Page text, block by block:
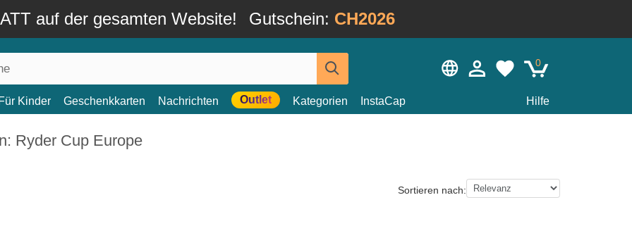
auf der gesamten Website! Gutschein: CH2026
0
Für Kinder Geschenkkarten Nachrichten Outlet Kategorien InstaCap Hilfe
Ryder Cup Europe
Sortieren nach: